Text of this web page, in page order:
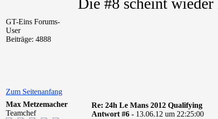
GT-Eins Forums-
User
Beiträge: 4888
Die #8 scheint
Zum Seitenanfang
Max Metzemacher
Teamchef
Re: 24h Le Mans 2012 Qualifying
Antwort #6 - 13.06.12 um 22:25:00